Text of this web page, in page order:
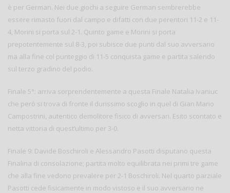
è per German. Nei due giochi a seguire German sembrerebbe
essere rimasto fuori dal campo e difatti con due perentori 11-2 e 11-
4, Morini si porta sul 2-1. Quinto game e Morini si porta
prepotentemente sul 8-3, poi subisce due punti dal suo avversario
ma alla fine col punteggio di 11-5 conquista game e partita salendo
sul terzo gradino del podio.
Finale 5°: arriva sorprendentemente a questa Finale Natalia Ivaniuc
che però si trova di fronte il durissimo scoglio in quel di Gian Mario
Campostrini, autentico demolitore fisico di avversari. Esito scontato e
netta vittoria di quest’ultimo per 3-0.
Finale 9: Davide Boschiroli e Alessandro Pasotti disputano questa
Finalina di consolazione; partita molto equilibrata nei primi tre game
che alla fine vedono prevalere per 2-1 Boschiroli. Nel quarto parziale
Pasotti cede fisicamente in modo vistoso e il suo avversario ne